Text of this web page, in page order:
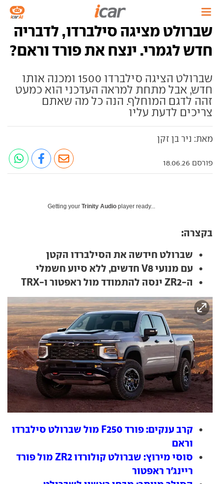
שברולט מציגה סילברדו, לדבריה
חדש לגמרי. ינצח את פורד וראם?
שברולט הציגה סילברדו 1500 ומכנה אותו
חדש, אבל מתחת למראה העדכני הוא כמעט
זהה לדגם המוחלף. הנה כל מה שאתם
צריכים לדעת עליו
מאת: ניר בן זקן
פורסם 18.06.26
Getting your Trinity Audio player ready...
בקצרה:
שברולט חידשה את הסילברדו הקטן
עם מנועי V8 חדשים, ללא סיוע חשמלי
ה-ZR2 ינסה להתמודד מול ראפטור ו-TRX
קרב ענקים: פורד F250 מול שברולט סילברדו
וראם
סוסי מירוץ: שברולט קולורדו ZR2 מול פורד
ריינג'ר ראפטור